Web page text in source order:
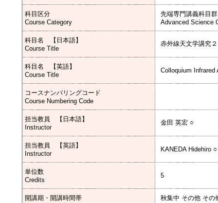
科目区分
Course Category
先端専門講義科目
Advanced Science
科目名 【日本語】
Course Title
赤外線天文学講究２
科目名 【英語】
Course Title
Colloquium Infrared
コースナンバリングコード
Course Numbering Code
担当教員 【日本語】
Instructor
金田 英宏 ○
担当教員 【英語】
Instructor
KANEDA Hidehiro ○
単位数
Credits
5
開講期・開講時間帯
秋集中 その他 その